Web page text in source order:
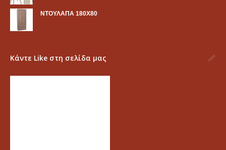
ΝΤΟΥΛΑΠΑ 180Χ80
Κάντε Like στη σελίδα μας